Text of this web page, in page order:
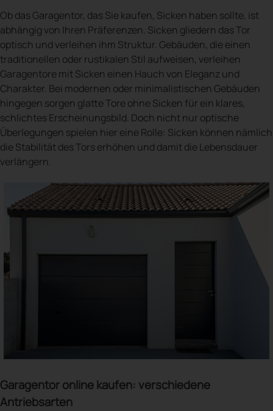
Ob das Garagentor, das Sie kaufen, Sicken haben sollte, ist
abhängig von Ihren Präferenzen. Sicken gliedern das Tor
optisch und verleihen ihm Struktur. Gebäuden, die einen
traditionellen oder rustikalen Stil aufweisen, verleihen
Garagentore mit Sicken einen Hauch von Eleganz und
Charakter. Bei modernen oder minimalistischen Gebäuden
hingegen sorgen glatte Tore ohne Sicken für ein klares,
schlichtes Erscheinungsbild. Doch nicht nur optische
Überlegungen spielen hier eine Rolle: Sicken können nämlich
die Stabilität des Tors erhöhen und damit die Lebensdauer
verlängern.
Garagentor online kaufen: verschiedene
Antriebsarten